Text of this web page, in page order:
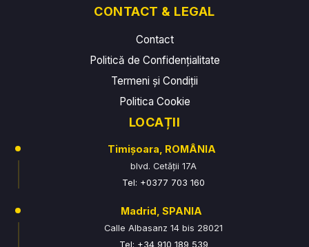
CONTACT & LEGAL
Contact
Politică de Confidențialitate
Termeni și Condiții
Politica Cookie
LOCAȚII
Timișoara, ROMÂNIA
blvd. Cetății 17A
Tel: +0377 703 160
Madrid, SPANIA
Calle Albasanz 14 bis 28021
Tel: +34 910 189 539